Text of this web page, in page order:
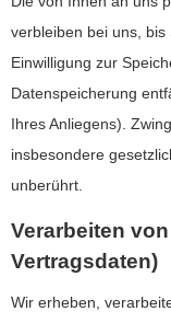
verbleiben bei uns,
Einwilligung zur
Datenspeicherung
Ihres Anliegens).
insbesondere
unberührt.
Verarbeiten
Vertragsdaten)
Wir erheben,